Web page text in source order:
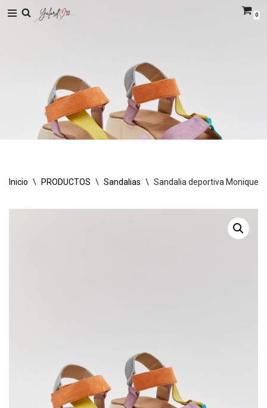
0
Inicio \ PRODUCTOS \ Sandalias \ Sandalia deportiva Monique